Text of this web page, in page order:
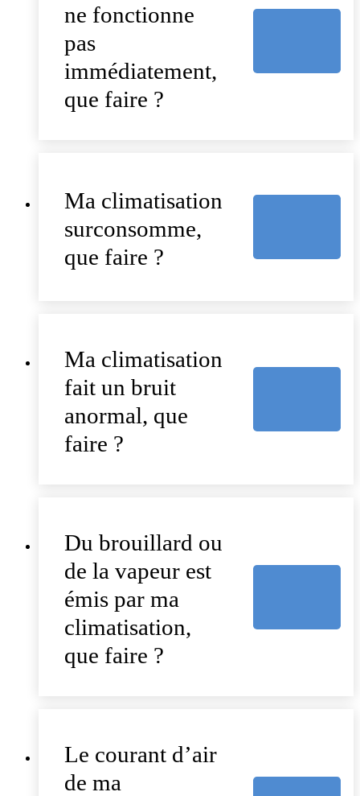
ne fonctionne
pas
immédiatement,
que faire ?
Ma climatisation
surconsomme,
que faire ?
Ma climatisation
fait un bruit
anormal, que
faire ?
Du brouillard ou
de la vapeur est
émis par ma
climatisation,
que faire ?
Le courant d’air
de ma